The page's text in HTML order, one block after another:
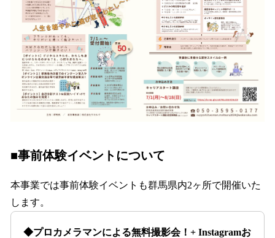
■事前体験イベントについて
本事業では事前体験イベントも群馬県内2ヶ所で開催いた
します。
◆プロカメラマンによる無料撮影会！+ Instagramお